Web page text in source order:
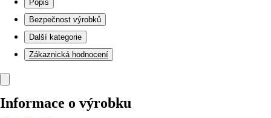
Popis
Bezpečnost výrobků
Další kategorie
Zákaznická hodnocení
Informace o výrobku